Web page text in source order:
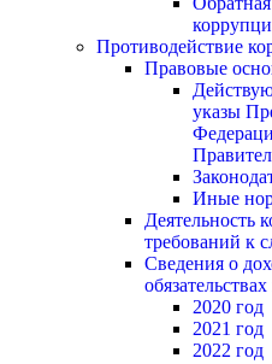
Противодействие
Правовые
указы
Иные
Деятельность
требований к
Сведения о
2020 год
2021 год
2022 год